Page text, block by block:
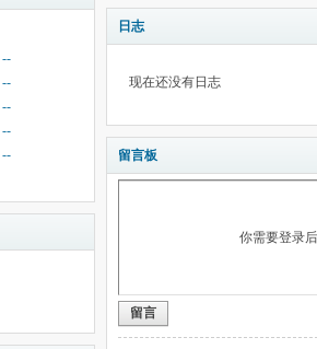
--
--
--
--
--
日志
现在还没有日志
留言板
你需要登录
留言